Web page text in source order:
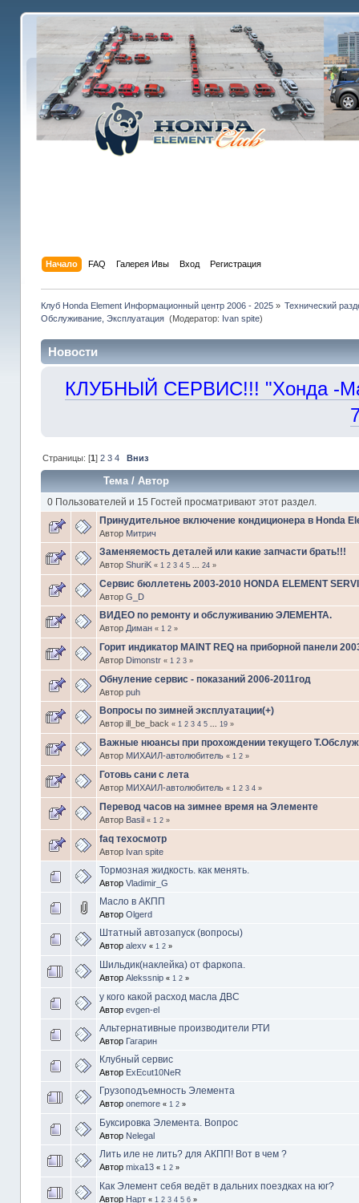
Начало FAQ Галерея Ивы Вход Регистрация
Клуб Honda Element Информационный центр 2006 - 2025» Технический
Обслуживание, Эксплуатация (Модератор: Ivan spite)
Новости
КЛУБНЫЙ СЕРВИС!!! "Хонда -
Страницы: [1] 2 3 4 Вниз
Тема/ Автор
0 Пользователей и 15 Гостей просматривают этот раздел.
Принудительное включение кондиционера в Honda
Автор Митрич
Заменяемость деталей или какие запчасти брать!!!
Автор ShuriK « 1 2 3 4 5 ... 24»
Сервис бюллетень 2003-2010 HONDA ELEMENT
Автор G_D
ВИДЕО по ремонту и обслуживанию ЭЛЕМЕНТА.
Автор Диман « 1 2»
Горит индикатор MAINT REQ на приборной панели
Автор Dimonstr « 1 2 3»
Обнуление сервис - показаний 2006-2011год
Автор puh
Вопросы по зимней эксплуатации(+)
Автор ill_be_back « 1 2 3 4 5 ... 19»
Важные нюансы при прохождении текущего
Автор МИХАИЛ-автолюбитель « 1 2»
Готовь сани с лета
Автор МИХАИЛ-автолюбитель « 1 2 3 4»
Перевод часов на зимнее время на Элементе
Автор Basil « 1 2»
faq техосмотр
Автор Ivan spite
Тормозная жидкость. как менять.
Автор Vladimir_G
Масло в АКПП
Автор Olgerd
Штатный автозапуск (вопросы)
Автор alexv « 1 2»
Шильдик(наклейка) от фаркопа.
Автор Alekssnip « 1 2»
у кого какой расход масла ДВС
Автор evgen-el
Альтернативные производители РТИ
Автор Гагарин
Клубный сервис
Автор ExEcut10NeR
Грузоподъемность Элемента
Автор onemore « 1 2»
Буксировка Элемента. Вопрос
Автор Nelegal
Лить иле не лить? для АКПП! Вот в чем ?
Автор mixa13 « 1 2»
Как Элемент себя ведёт в дальних поездках на юг?
Автор Нарт « 1 2 3 4 5 6»